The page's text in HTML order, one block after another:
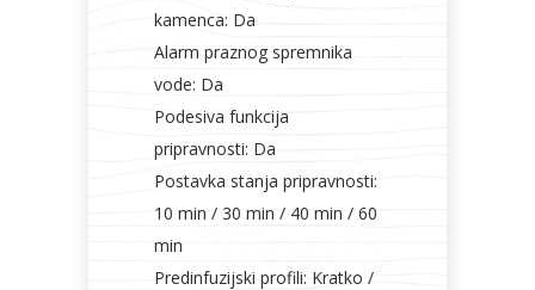
kamenca: Da
Alarm praznog spremnika
vode: Da
Podesiva funkcija
pripravnosti: Da
Postavka stanja pripravnosti:
10 min / 30 min / 40 min / 60
min
Predinfuzijski profili: Kratko /